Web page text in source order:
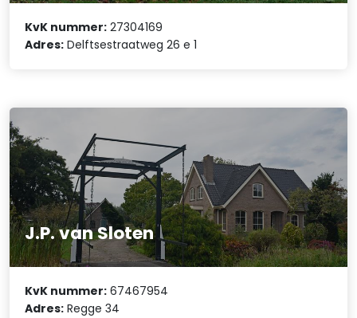
KvK nummer: 27304169
Adres: Delftsestraatweg 26 e 1
J.P. van Sloten
KvK nummer: 67467954
Adres: Regge 34